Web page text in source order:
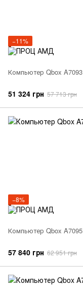
−11%
Компьютер Qbox A7093
51 324 грн 57 713 грн
−8%
Компьютер Qbox A7095
57 840 грн 62 951 грн